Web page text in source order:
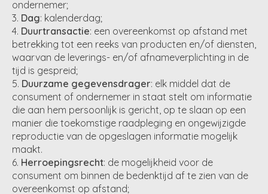
ondernemer;
Dag: kalenderdag;
Duurtransactie: een overeenkomst op afstand met
betrekking tot een reeks van producten en/of diensten,
waarvan de leverings- en/of afnameverplichting in de
tijd is gespreid;
Duurzame gegevensdrager: elk middel dat de
consument of ondernemer in staat stelt om informatie
die aan hem persoonlijk is gericht, op te slaan op een
manier die toekomstige raadpleging en ongewijzigde
reproductie van de opgeslagen informatie mogelijk
maakt.
Herroepingsrecht: de mogelijkheid voor de
consument om binnen de bedenktijd af te zien van de
overeenkomst op afstand;